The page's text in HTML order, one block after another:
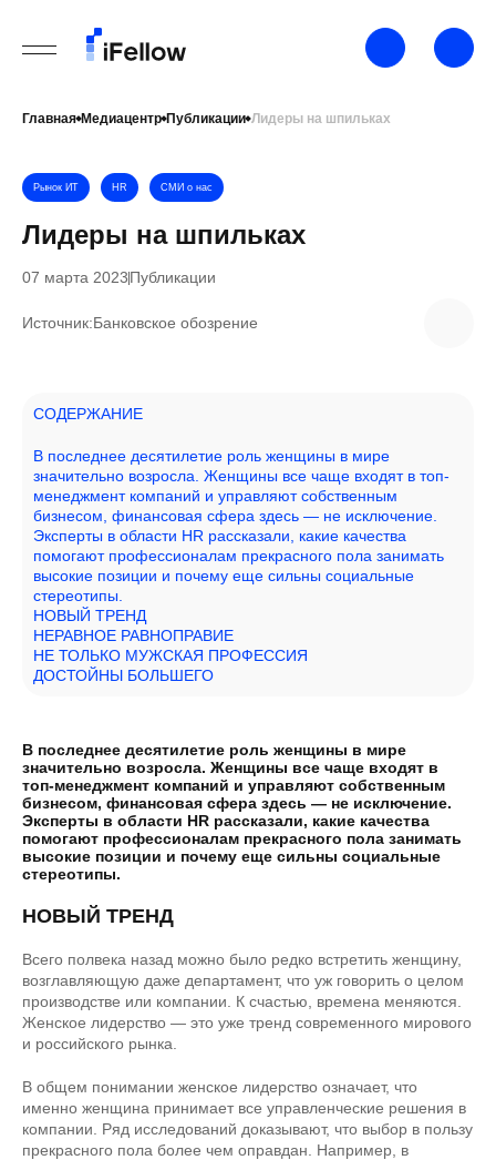
Главная Медиацентр Публикации Лидеры на шпильках
Лидеры на шпильках
Рынок ИТ HR СМИ о нас
07 марта 2023Публикации
Источник:Банковское обозрение
СОДЕРЖАНИЕ
В последнее десятилетие роль женщины в мире
значительно возросла. Женщины все чаще входят в топ-
менеджмент компаний и управляют собственным
бизнесом, финансовая сфера здесь — не исключение.
Эксперты в области HR рассказали, какие качества
помогают профессионалам прекрасного пола занимать
высокие позиции и почему еще сильны социальные
стереотипы.
НОВЫЙ ТРЕНД
НЕРАВНОЕ РАВНОПРАВИЕ
НЕ ТОЛЬКО МУЖСКАЯ ПРОФЕССИЯ
ДОСТОЙНЫ БОЛЬШЕГО
В последнее десятилетие роль женщины в мире
значительно возросла. Женщины все чаще входят в
топ-менеджмент компаний и управляют собственным
бизнесом, финансовая сфера здесь — не исключение.
Эксперты в области HR рассказали, какие качества
помогают профессионалам прекрасного пола занимать
высокие позиции и почему еще сильны социальные
стереотипы.
НОВЫЙ ТРЕНД
Всего полвека назад можно было редко встретить женщину,
возглавляющую даже департамент, что уж говорить о целом
производстве или компании. К счастью, времена меняются.
Женское лидерство — это уже тренд современного мирового
и российского рынка.
В общем понимании женское лидерство означает, что
именно женщина принимает все управленческие решения в
компании. Ряд исследований доказывают, что выбор в пользу
прекрасного пола более чем оправдан. Например, в